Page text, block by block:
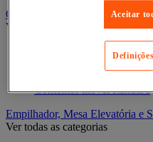
Contentor móvel gradeado
Ver todas as categorias
Acessórios para contentor
Contentor móvel de
Contentor móvel standard
Empilhador, Mesa Elevatória e
Ver todas as categorias
Aceitar